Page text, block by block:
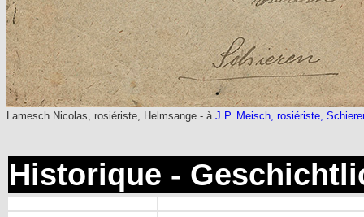
Lamesch Nicolas, rosiériste, Helmsange - à J.P. Meisch, rosiériste,
Historique -